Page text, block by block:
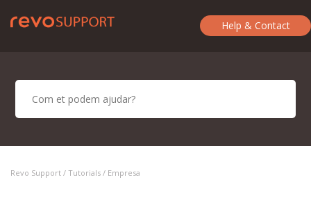
Help & Contact
Revo Support / Tutorials / Empresa